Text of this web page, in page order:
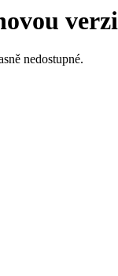
verzi
nedostupné.